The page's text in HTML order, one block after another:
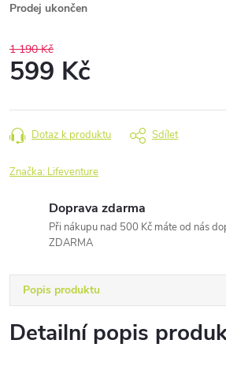
Prodej ukončen
1 190 Kč
599 Kč
cena:
Dotaz k produktu Sdílet
Značka: Lifeventure
Doprava zdarma
Při nákupu nad 500 Kč máte od nás
ZDARMA
Popis produktu
Detailní popis